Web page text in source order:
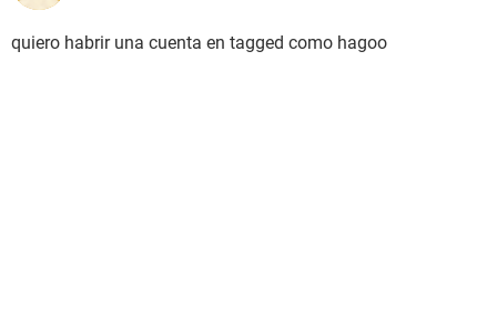
quiero habrir una cuenta en tagged como hagoo